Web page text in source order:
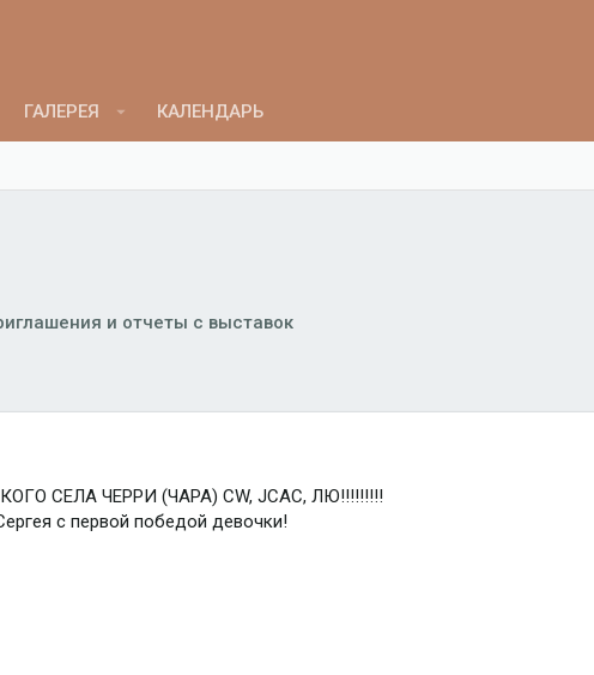
ГАЛЕРЕЯ КАЛЕНДАРЬ
и отчеты с выставок
СЕЛА ЧЕРРИ (ЧАРА) CW, JCAC, ЛЮ!!!!!!!!!
с первой победой девочки!